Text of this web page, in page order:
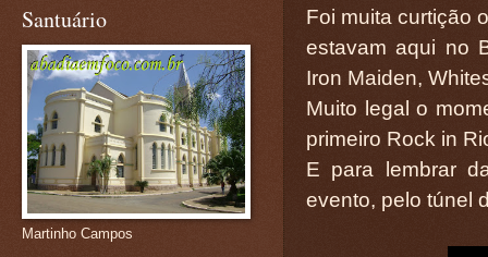
Foi muita curtição
estavam aqui no
Iron Maiden,
Muito legal o
primeiro Rock in
E para lembrar
evento, pelo túnel
Santuário
Martinho Campos